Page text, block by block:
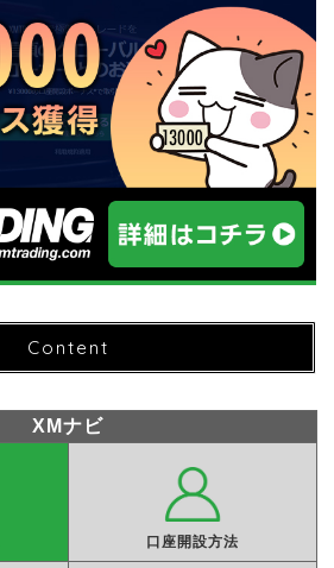
Content
XMナビ
口座開設方法